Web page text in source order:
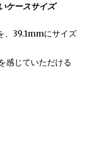
ケースサイズ
、39.1mmにサイズ
感じていただける